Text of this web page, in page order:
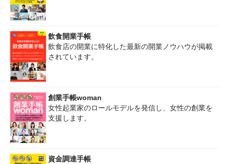
飲食開業手帳
飲食店の開業に特化した最新の開業ノウハウが掲載
されています。
創業手帳woman
女性起業家のロールモデルを発信し、女性の創業を
支援します。
資金調達手帳